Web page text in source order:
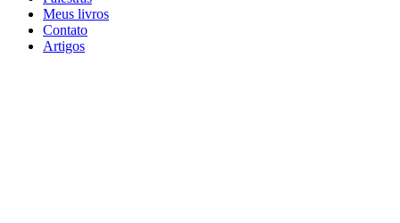
Meus livros
Contato
Artigos